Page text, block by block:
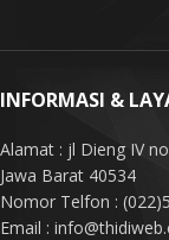
INFORMASI &
Alamat : jl Dieng IV
Jawa Barat 40534
Nomor Telfon :
Email :